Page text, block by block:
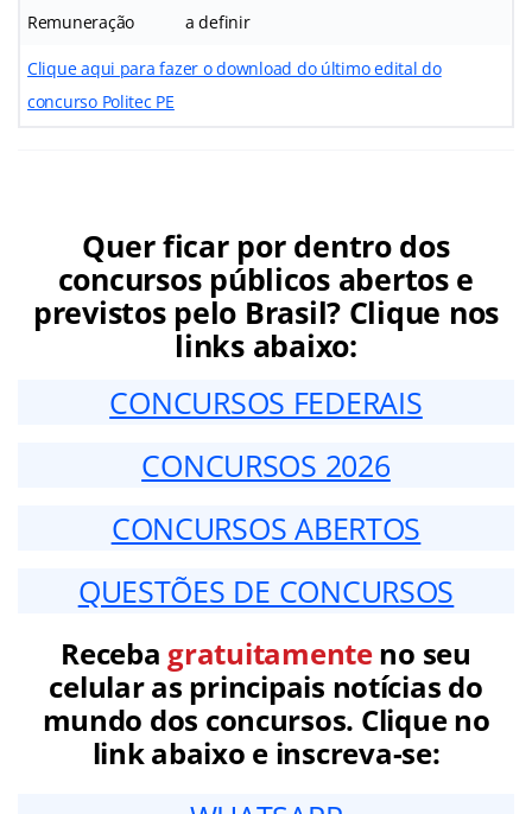
Remuneração a definir
Clique aqui para fazer o download do último edital do
concurso Politec PE
Quer ficar por dentro dos
concursos públicos abertos e
previstos pelo Brasil? Clique nos
links abaixo:
CONCURSOS FEDERAIS
CONCURSOS 2026
CONCURSOS ABERTOS
QUESTÕES DE CONCURSOS
Receba gratuitamenteno seu
celular as principais notícias do
mundo dos concursos. Clique no
link abaixo e inscreva-se: